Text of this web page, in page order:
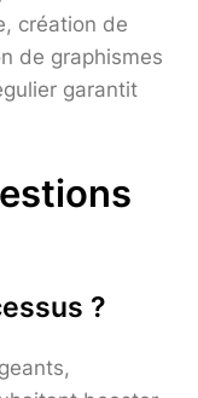
création de
de graphismes
garantit
?